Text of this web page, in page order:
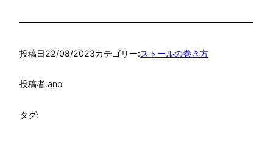
投稿日22/08/2023カテゴリー:ストールの巻き方
投稿者:ano
タグ: